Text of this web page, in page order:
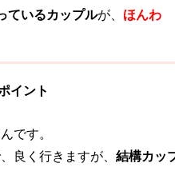
ているカップルが、 ほんわ
イント
です。
良く行きますが、 結構カッ